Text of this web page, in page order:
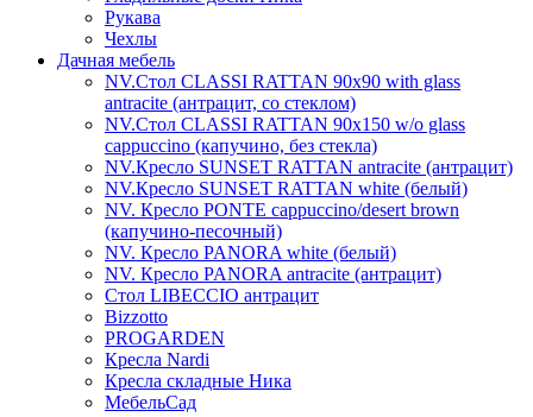
Рукава
Чехлы
Дачная мебель
NV.Стол CLASSI RATTAN 90х90 with glass
antracite (антрацит, со стеклом)
NV.Стол CLASSI RATTAN 90х150 w/o glass
cappuccino (капучино, без стекла)
NV.Кресло SUNSET RATTAN antracite (антрацит)
NV.Кресло SUNSET RATTAN white (белый)
NV. Кресло PONTE cappuccino/desert brown
(капучино-песочный)
NV. Кресло PANORA white (белый)
NV. Кресло PANORA antracite (антрацит)
Стол LIBECCIO антрацит
Bizzotto
PROGARDEN
Кресла Nardi
Кресла складные Ника
МебельСад